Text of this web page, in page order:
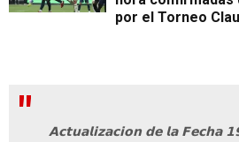
por el Torneo
𝗔𝗰𝘁𝘂𝗮𝗹𝗶𝘇𝗮𝗰𝗶𝗼𝗻 𝗱𝗲 𝗹𝗮 𝗙𝗲𝗰𝗵𝗮